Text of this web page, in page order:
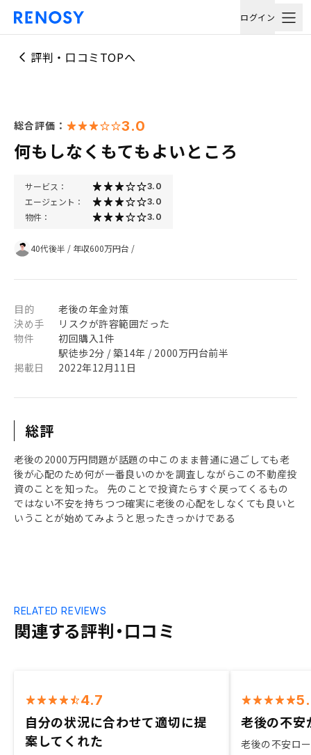
ログイン
評判・口コミTOPへ
総合評価： 3.0
何もしなくもてもよいところ
サービス： 3.0
エージェント： 3.0
物件： 3.0
40代後半 / 年収600万円台 /
目的
老後の年金対策
決め手
リスクが許容範囲だった
物件
初回購入1件
駅徒歩2分 / 築14年 / 2000万円台前半
掲載日
2022年12月11日
総評
老後の2000万円問題が話題の中このまま普通に過ごしても老
後が心配のため何が一番良いのかを調査しながらこの不動産投
資のことを知った。 先のことで投資たらすぐ戻ってくるもの
ではない不安を持ちつつ確実に老後の心配をしなくても良いと
いうことが始めてみようと思ったきっかけである
関連する評判・口コミ
RELATED REVIEWS
4.7
自分の状況に合わせて適切に提
案してくれた
老後の不安
老後の不安ロ